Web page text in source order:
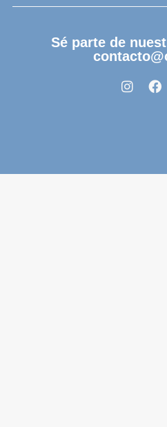
Sé parte de